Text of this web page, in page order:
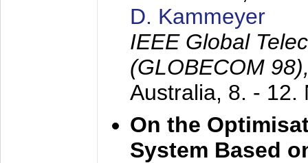
D. Kammeyer
IEEE Global
(GLOBECOM
Australia, 8. - 12.
On the
System Based